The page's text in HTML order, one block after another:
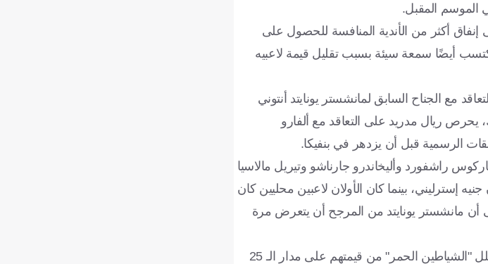
الموسم المقبل.
أكثر من الأندية المنافسة للحصول على
أيضًا سمعة سيئة بسبب تقليل قيمة لاعبيه
إلى نوتنجهام فورست للتعاقد مع الجناح السابق لمانشستر يونايتد أنتوني
في غضون ذلك، يحرص ريال مدريد على التعاقد مع ألفارو
راشفورد وأليخاندرو جارناشو وتيريل مالاسيا
الذين أعلنوا جميعًا رغبتهم في الرحيل. كلف آخر ثلاثة النادي 174 مليون جنيه إسترليني، بينما كان الأولان لاعبين محليين كان
أن مانشستر يونايتد من المرجح أن يتعرض مرة
تقريرا ضم 6 لاعبين قلل "الشياطين الحمر" من قيمتهم على مدار الـ 25